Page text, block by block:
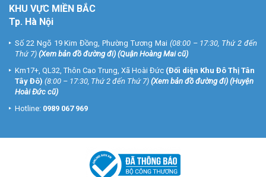
KHU VỰC MIỀN BẮC
Tp. Hà Nội
Số 22 Ngõ 19 Kim Đồng, Phường Tương Mai (08:00 – 17:30, Thứ 2 đến
Thứ 7) (Xem bản đồ đường đi) (Quận Hoàng Mai cũ)
Km17+, QL32, Thôn Cao Trung, Xã Hoài Đức (Đối diện Khu Đô Thị Tân
Tây Đô) (8:00 – 17:30, Thứ 2 đến Thứ 7) (Xem bản đồ đường đi) (Huyện
Hoài Đức cũ)
Hotline: 0989 067 969